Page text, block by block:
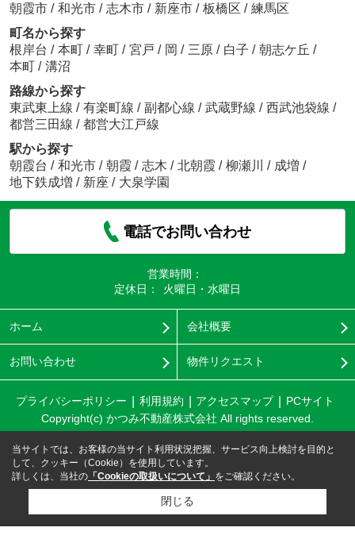
朝霞市 / 和光市 / 志木市 / 新座市 / 板橋区 / 練馬区
町名から探す
根岸台 / 本町 / 幸町 / 宮戸 / 岡 / 三原 / 白子 / 朝志ケ丘 /
本町 / 溝沼
路線から探す
東武東上線 / 有楽町線 / 副都心線 / 武蔵野線 / 西武池袋線 /
都営三田線 / 都営大江戸線
駅から探す
朝霞台 / 和光市 / 朝霞 / 志木 / 北朝霞 / 柳瀬川 / 成増 /
地下鉄成増 / 新座 / 大泉学園
電話でお問い合わせ
営業時間：
定休日：
火曜日・水曜日
ホーム 会社概要
お問い合わせ 物件リクエスト
プライバシーポリシー 利用規約 アクセスマップ
PCサイト
Copyright(c) かつみ不動産株式会社 All rights reserved.
当サイトでは、お客様の当サイト利用状況把握、サービス向上検討を目的と
して、クッキー（Cookie）を使用しています。
詳しくは、当社の 「Cookieの取扱いについて」 をご確認ください。
閉じる